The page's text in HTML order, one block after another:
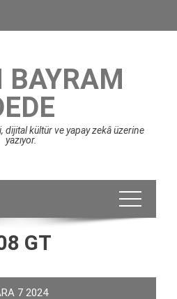
BAYRAM
dijital kültür ve yapay zekâ üzerine
yazıyor.
GT
7 2024